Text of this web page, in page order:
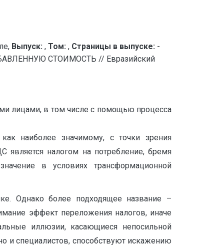
Выпуск: , Том: , Страницы в выпуске: -
СТОИМОСТЬ // Евразийский
лицами, в том числе с помощью процесса
наиболее значимому, с точки зрения
налогом на потребление, бремя
в условиях трансформационной
Однако более подходящее название –
эффект переложения налогов, иначе
иллюзии, касающиеся непосильной
и специалистов, способствуют искажению